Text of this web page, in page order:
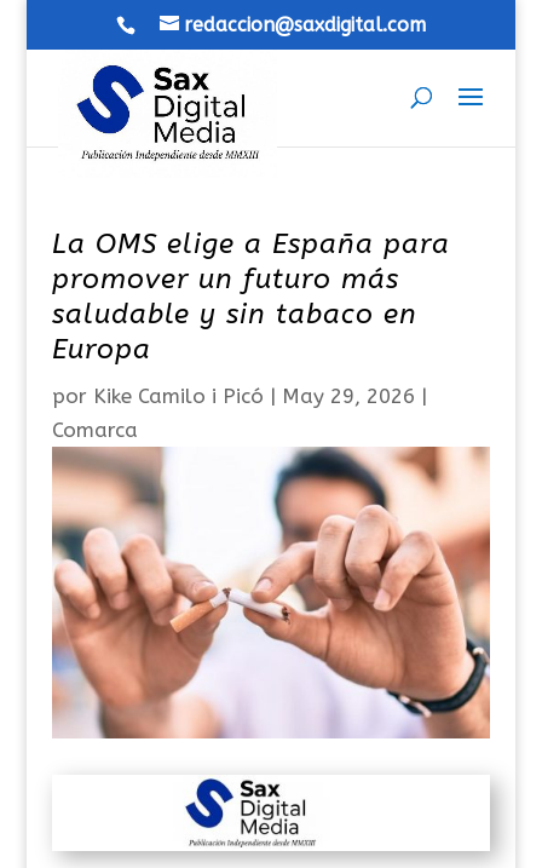
redaccion@saxdigital.com
La OMS elige a España para
promover un futuro más
saludable y sin tabaco en
Europa
por Kike Camilo i Picó | May 29, 2026 |
Comarca